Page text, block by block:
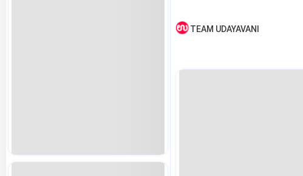
TEAM UDAYAVANI